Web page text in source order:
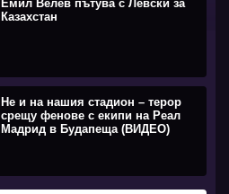
Емил Велев пътува с Левски за
Казахстан
Не и на нашия стадион – терор
срещу фенове с екипи на Реал
Мадрид в Будапеща (ВИДЕО)